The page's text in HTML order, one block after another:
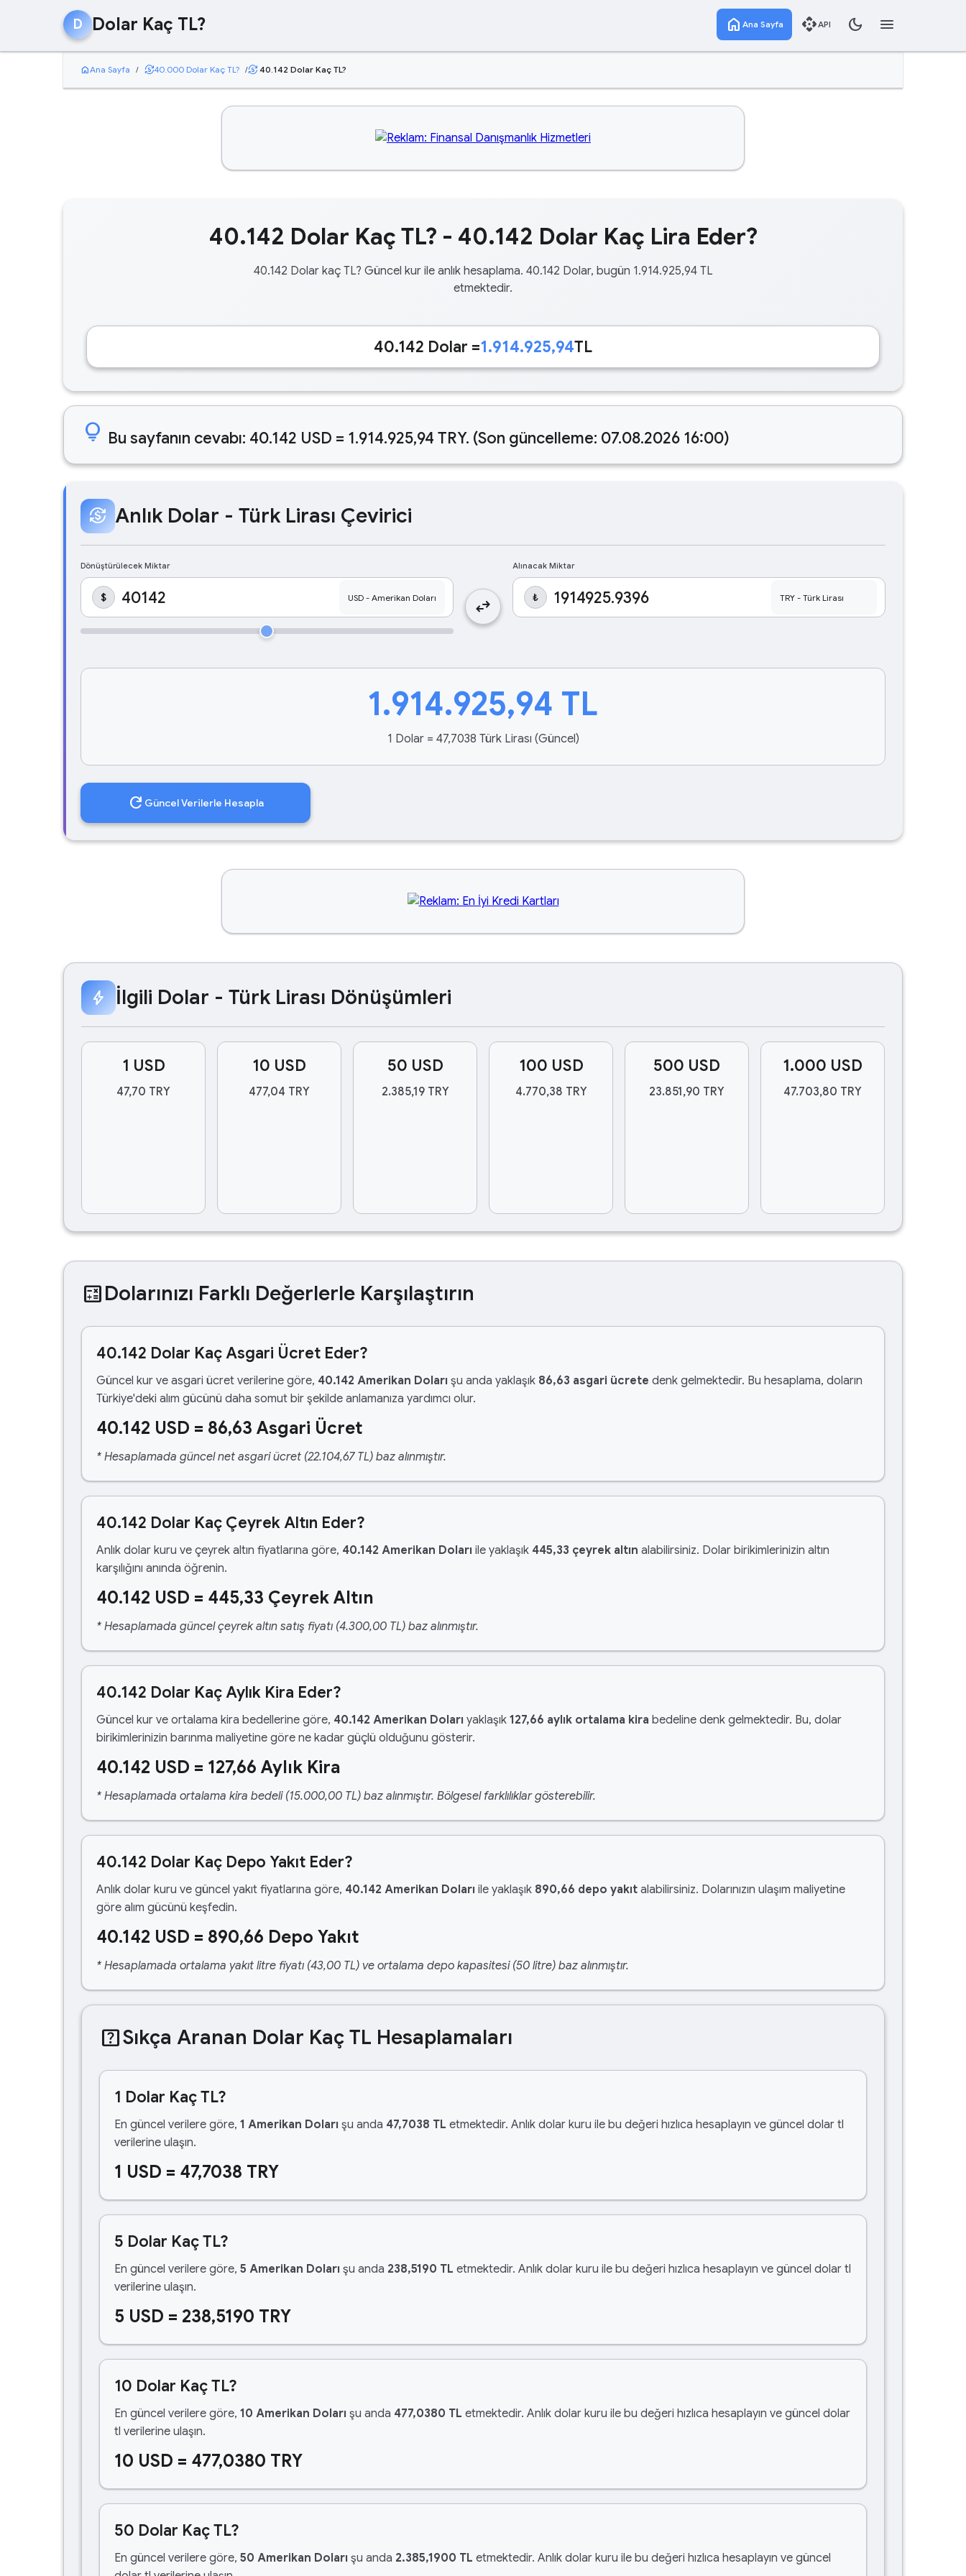
D Dolar Kaç TL? home Ana Sayfa apiAPI dark_mode menu
homeAna Sayfa / currency_exchange40.000 Dolar Kaç TL? /currency_exchange 40.142 Dolar Kaç TL?
40.142 Dolar Kaç TL? - 40.142 Dolar Kaç Lira Eder?
40.142 Dolar kaç TL? Güncel kur ile anlık hesaplama. 40.142 Dolar, bugün 1.914.925,94 TL
etmektedir.
40.142 Dolar =1.914.925,94TL
lightbulb Bu sayfanın cevabı: 40.142 USD = 1.914.925,94 TRY. (Son güncelleme: 07.08.2026 16:00)
currency_exchange Anlık Dolar - Türk Lirası Çevirici
Dönüştürülecek Miktar
$ swap_horiz
Alınacak Miktar
₺
1.914.925,94 TL
1 Dolar = 47,7038 Türk Lirası (Güncel)
refresh Güncel Verilerle Hesapla
bolt İlgili Dolar - Türk Lirası Dönüşümleri
1 USD
47,70 TRY
10 USD
477,04 TRY
50 USD
2.385,19 TRY
100 USD
4.770,38 TRY
500 USD
23.851,90 TRY
1.000 USD
47.703,80 TRY
calculateDolarınızı Farklı Değerlerle Karşılaştırın
40.142 Dolar Kaç Asgari Ücret Eder?
Güncel kur ve asgari ücret verilerine göre, 40.142 Amerikan Doları şu anda yaklaşık 86,63 asgari ücrete denk gelmektedir. Bu hesaplama, doların
Türkiye'deki alım gücünü daha somut bir şekilde anlamanıza yardımcı olur.
40.142 USD = 86,63 Asgari Ücret
* Hesaplamada güncel net asgari ücret (22.104,67 TL) baz alınmıştır.
40.142 Dolar Kaç Çeyrek Altın Eder?
Anlık dolar kuru ve çeyrek altın fiyatlarına göre, 40.142 Amerikan Doları ile yaklaşık 445,33 çeyrek altın alabilirsiniz. Dolar birikimlerinizin altın
karşılığını anında öğrenin.
40.142 USD = 445,33 Çeyrek Altın
* Hesaplamada güncel çeyrek altın satış fiyatı (4.300,00 TL) baz alınmıştır.
40.142 Dolar Kaç Aylık Kira Eder?
Güncel kur ve ortalama kira bedellerine göre, 40.142 Amerikan Doları yaklaşık 127,66 aylık ortalama kira bedeline denk gelmektedir. Bu, dolar
birikimlerinizin barınma maliyetine göre ne kadar güçlü olduğunu gösterir.
40.142 USD = 127,66 Aylık Kira
* Hesaplamada ortalama kira bedeli (15.000,00 TL) baz alınmıştır. Bölgesel farklılıklar gösterebilir.
40.142 Dolar Kaç Depo Yakıt Eder?
Anlık dolar kuru ve güncel yakıt fiyatlarına göre, 40.142 Amerikan Doları ile yaklaşık 890,66 depo yakıt alabilirsiniz. Dolarınızın ulaşım maliyetine
göre alım gücünü keşfedin.
40.142 USD = 890,66 Depo Yakıt
* Hesaplamada ortalama yakıt litre fiyatı (43,00 TL) ve ortalama depo kapasitesi (50 litre) baz alınmıştır.
help_centerSıkça Aranan Dolar Kaç TL Hesaplamaları
1 Dolar Kaç TL?
En güncel verilere göre, 1 Amerikan Doları şu anda 47,7038 TL etmektedir. Anlık dolar kuru ile bu değeri hızlıca hesaplayın ve güncel dolar tl
verilerine ulaşın.
1 USD = 47,7038 TRY
5 Dolar Kaç TL?
En güncel verilere göre, 5 Amerikan Doları şu anda 238,5190 TL etmektedir. Anlık dolar kuru ile bu değeri hızlıca hesaplayın ve güncel dolar tl
verilerine ulaşın.
5 USD = 238,5190 TRY
10 Dolar Kaç TL?
En güncel verilere göre, 10 Amerikan Doları şu anda 477,0380 TL etmektedir. Anlık dolar kuru ile bu değeri hızlıca hesaplayın ve güncel dolar
tl verilerine ulaşın.
10 USD = 477,0380 TRY
50 Dolar Kaç TL?
En güncel verilere göre, 50 Amerikan Doları şu anda 2.385,1900 TL etmektedir. Anlık dolar kuru ile bu değeri hızlıca hesaplayın ve güncel